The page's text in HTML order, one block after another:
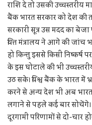
राशि दे तो उसकी उच्चस्तरीय
बैंक भारत सरकार को देश
सरकारी सूत्र उस मदद का
वित्त मंत्रालय ने आगे की जांच
हो किन्तु इससे किसी
के इस घोटाले की भी
उठ सके। विश्व बैंक के भारत में
करने से अन्य देश भी अब
लगाने से पहले कई बार सोचेंगे।
दूरगामी परिणामों से दो-चार